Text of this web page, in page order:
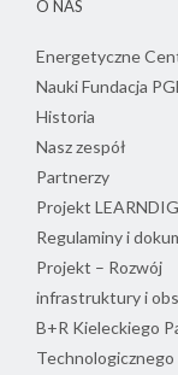
O NAS
Energetyczne
Nauki Fundacja
Historia
Nasz zespół
Partnerzy
Projekt
Regulaminy i
Projekt – Rozwój
infrastruktury i
B+R Kieleckiego
Technologicznego